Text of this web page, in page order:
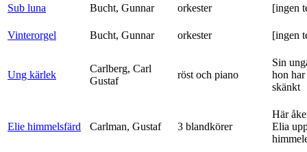
Sub luna Bucht, Gunnar orkester [ingen
Vinterorgel Bucht, Gunnar orkester [ingen
Ung kärlek
Carlberg, Carl
Gustaf
röst och piano
Sin
hon
skänkt
Elie himmelsfärd Carlman, Gustaf 3 blandkörer
Här
Elia